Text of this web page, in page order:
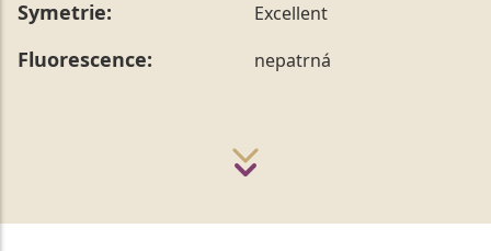
Symetrie: Excellent
Fluorescence: nepatrná